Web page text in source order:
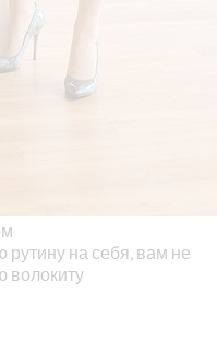
на себя, вам не
волокиту